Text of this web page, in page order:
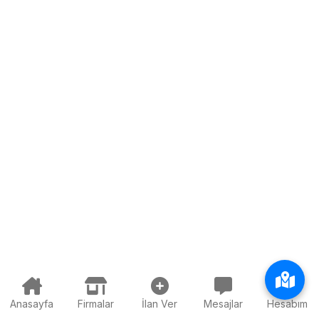
Anasayfa Firmalar İlan Ver Mesajlar Hesabım